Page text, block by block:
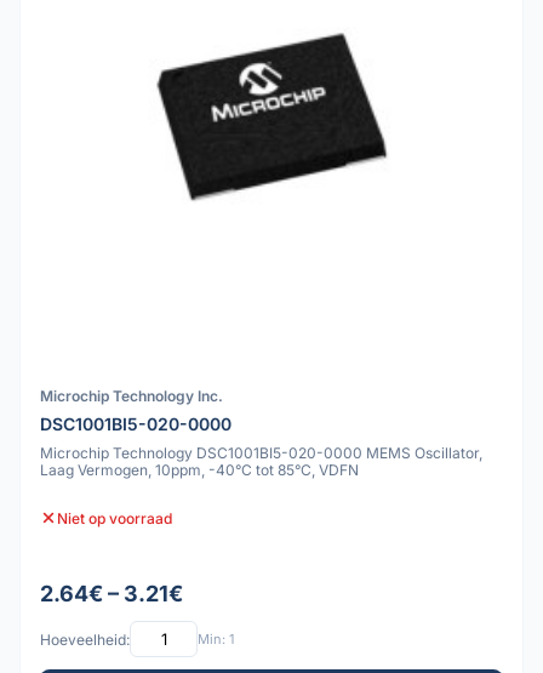
Microchip Technology Inc.
DSC1001BI5-020-0000
Microchip Technology DSC1001BI5-020-0000 MEMS Oscillator,
Laag Vermogen, 10ppm, -40°C tot 85°C, VDFN
Niet op voorraad
2.64€ – 3.21€
Hoeveelheid: Min: 1